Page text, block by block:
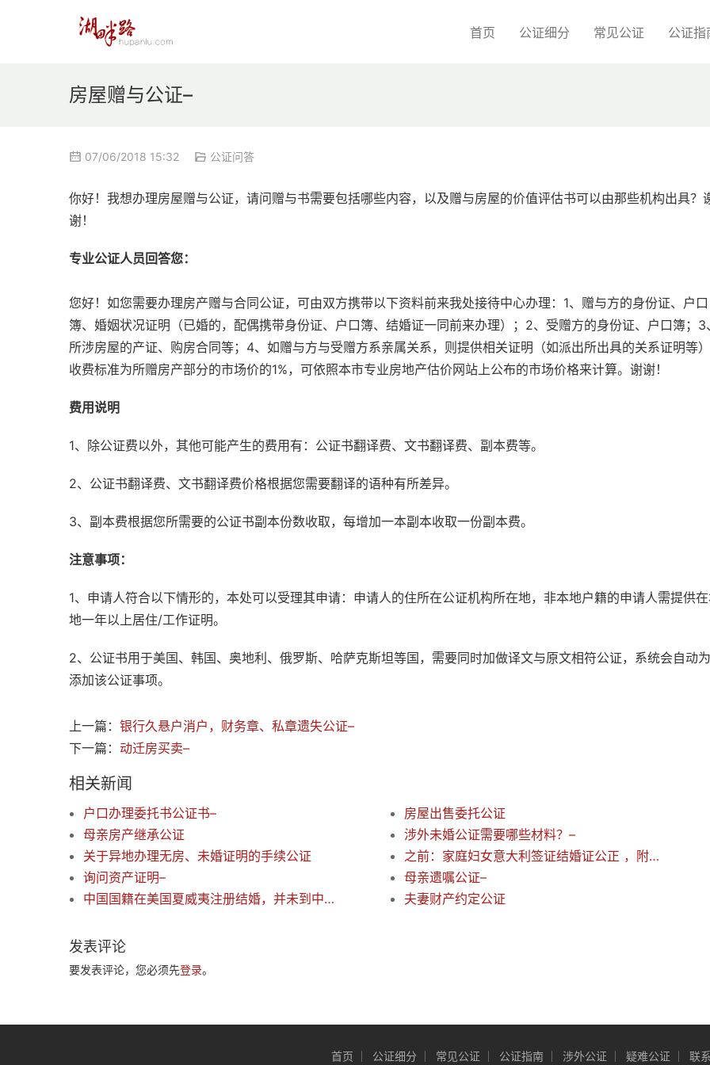
首页 公证细分 常见公证 公证指
房屋赠与公证–
07/06/2018 15:32 公证问答
你好！我想办理房屋赠与公证，请问赠与书需要包括哪些内容，以及赠与房屋的价值评估书可以由那些机构出具？
谢！
专业公证人员回答您：
您好！如您需要办理房产赠与合同公证，可由双方携带以下资料前来我处接待中心办理：1、赠与方的身份证、户口
簿、婚姻状况证明（已婚的，配偶携带身份证、户口簿、结婚证一同前来办理）；2、受赠方的身份证、户口簿；3
所涉房屋的产证、购房合同等；4、如赠与方与受赠方系亲属关系，则提供相关证明（如派出所出具的关系证明等
收费标准为所赠房产部分的市场价的1%，可依照本市专业房地产估价网站上公布的市场价格来计算。谢谢！
费用说明
1、除公证费以外，其他可能产生的费用有：公证书翻译费、文书翻译费、副本费等。
2、公证书翻译费、文书翻译费价格根据您需要翻译的语种有所差异。
3、副本费根据您所需要的公证书副本份数收取，每增加一本副本收取一份副本费。
注意事项：
1、申请人符合以下情形的，本处可以受理其申请：申请人的住所在公证机构所在地，非本地户籍的申请人需提供
地一年以上居住/工作证明。
2、公证书用于美国、韩国、奥地利、俄罗斯、哈萨克斯坦等国，需要同时加做译文与原文相符公证，系统会自动
添加该公证事项。
上一篇： 银行久悬户消户，财务章、私章遗失公证–
下一篇： 动迁房买卖–
相关新闻
户口办理委托书公证书–
房屋出售委托公证
母亲房产继承公证
涉外未婚公证需要哪些材料？–
关于异地办理无房、未婚证明的手续公证
之前：家庭妇女意大利签证结婚证公正 ，附加问题–
询问资产证明–
母亲遗嘱公证–
中国国籍在美国夏威夷注册结婚，并未到中国使馆公证的情况下，一方打算离婚，请问怎么处理？
夫妻财产约定公证
发表评论
要发表评论，您必须先登录。
首页 公证细分 常见公证 公证指南 涉外公证 疑难公证 联